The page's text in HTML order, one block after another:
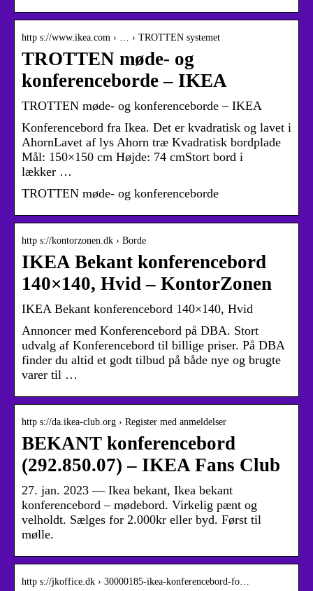
http s://www.ikea.com › … › TROTTEN systemet
TROTTEN møde- og
konferenceborde – IKEA
TROTTEN møde- og konferenceborde – IKEA
Konferencebord fra Ikea. Det er kvadratisk og lavet i
AhornLavet af lys Ahorn træ Kvadratisk bordplade
Mål: 150×150 cm Højde: 74 cmStort bord i
lækker …
TROTTEN møde- og konferenceborde
http s://kontorzonen.dk › Borde
IKEA Bekant konferencebord
140×140, Hvid – KontorZonen
IKEA Bekant konferencebord 140×140, Hvid
Annoncer med Konferencebord på DBA. Stort
udvalg af Konferencebord til billige priser. På DBA
finder du altid et godt tilbud på både nye og brugte
varer til …
http s://da.ikea-club.org › Register med anmeldelser
BEKANT konferencebord
(292.850.07) – IKEA Fans Club
27. jan. 2023 — Ikea bekant, Ikea bekant
konferencebord – mødebord. Virkelig pænt og
velholdt. Sælges for 2.000kr eller byd. Først til
mølle.
http s://jkoffice.dk › 30000185-ikea-konferencebord-fo…